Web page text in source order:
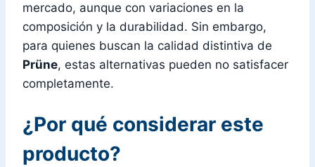
mercado, aunque con variaciones en la
composición y la durabilidad. Sin embargo,
para quienes buscan la calidad distintiva de
Prüne, estas alternativas pueden no satisfacer
completamente.
¿Por qué considerar este
producto?